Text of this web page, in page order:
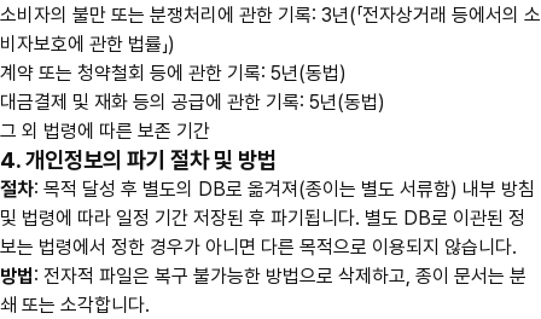
소비자의 불만 또는 분쟁처리에 관한 기록: 3년(「전자상거래 등에서의 소
비자보호에 관한 법률」)
계약 또는 청약철회 등에 관한 기록: 5년(동법)
대금결제 및 재화 등의 공급에 관한 기록: 5년(동법)
그 외 법령에 따른 보존 기간
4. 개인정보의 파기 절차 및 방법
절차: 목적 달성 후 별도의 DB로 옮겨져(종이는 별도 서류함) 내부 방침
및 법령에 따라 일정 기간 저장된 후 파기됩니다. 별도 DB로 이관된 정
보는 법령에서 정한 경우가 아니면 다른 목적으로 이용되지 않습니다.
방법: 전자적 파일은 복구 불가능한 방법으로 삭제하고, 종이 문서는 분
쇄 또는 소각합니다.